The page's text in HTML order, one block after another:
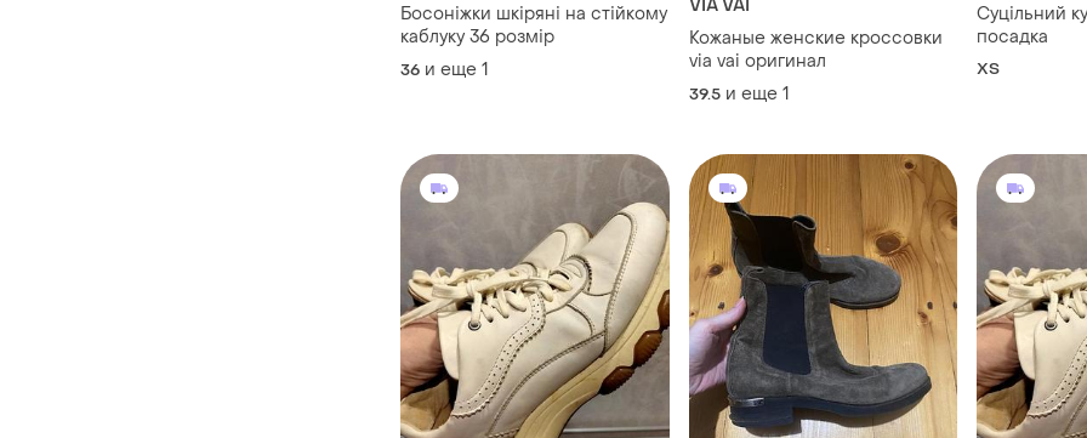
Босоніжки шкіряні на стійкому
каблуку 36 розмір
36 и еще 1
VIA VAI
Кожаные женские кроссовки
via vai оригинал
39.5 и еще 1
Суцільний купальник висока
посадка
ХS